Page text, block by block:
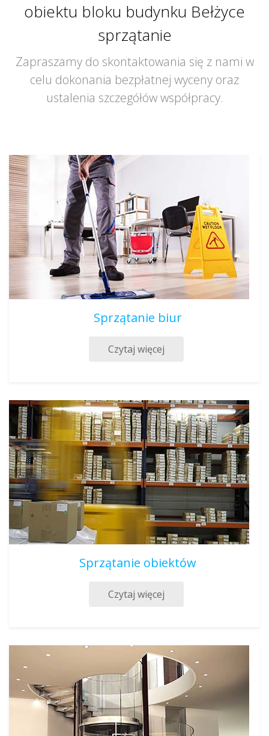
obiektu bloku budynku Bełżyce
sprzątanie
Zapraszamy do skontaktowania się z nami w
celu dokonania bezpłatnej wyceny oraz
ustalenia szczegółów współpracy.
Sprzątanie biur
Czytaj więcej
Sprzątanie obiektów
Czytaj więcej